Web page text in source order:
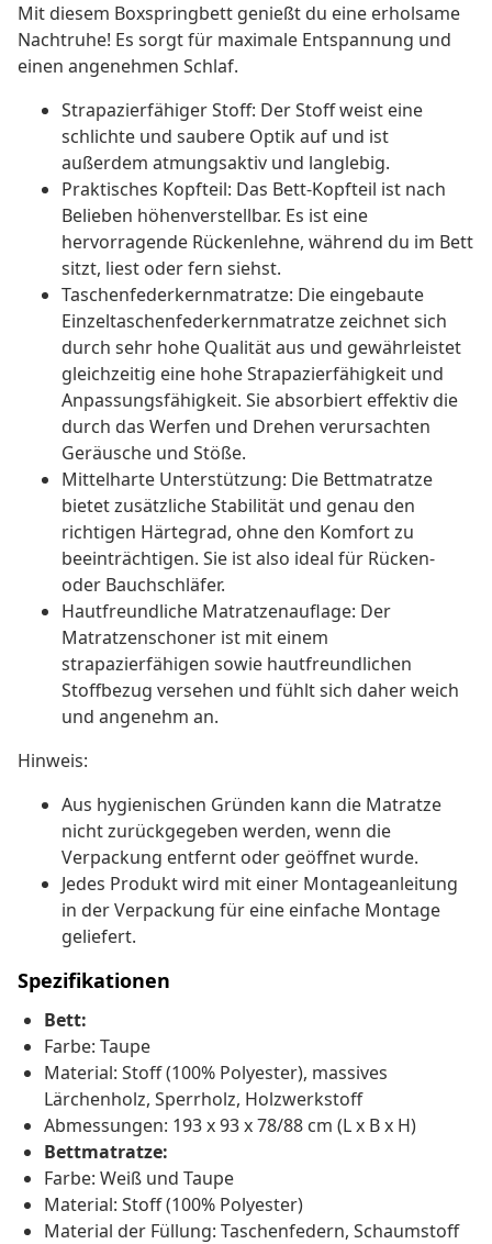
Mit diesem Boxspringbett genießt du eine erholsame
Nachtruhe! Es sorgt für maximale Entspannung und
einen angenehmen Schlaf.
Strapazierfähiger Stoff: Der Stoff weist eine
schlichte und saubere Optik auf und ist
außerdem atmungsaktiv und langlebig.
Praktisches Kopfteil: Das Bett-Kopfteil ist nach
Belieben höhenverstellbar. Es ist eine
hervorragende Rückenlehne, während du im Bett
sitzt, liest oder fern siehst.
Taschenfederkernmatratze: Die eingebaute
Einzeltaschenfederkernmatratze zeichnet sich
durch sehr hohe Qualität aus und gewährleistet
gleichzeitig eine hohe Strapazierfähigkeit und
Anpassungsfähigkeit. Sie absorbiert effektiv die
durch das Werfen und Drehen verursachten
Geräusche und Stöße.
Mittelharte Unterstützung: Die Bettmatratze
bietet zusätzliche Stabilität und genau den
richtigen Härtegrad, ohne den Komfort zu
beeinträchtigen. Sie ist also ideal für Rücken-
oder Bauchschläfer.
Hautfreundliche Matratzenauflage: Der
Matratzenschoner ist mit einem
strapazierfähigen sowie hautfreundlichen
Stoffbezug versehen und fühlt sich daher weich
und angenehm an.
Hinweis:
Aus hygienischen Gründen kann die Matratze
nicht zurückgegeben werden, wenn die
Verpackung entfernt oder geöffnet wurde.
Jedes Produkt wird mit einer Montageanleitung
in der Verpackung für eine einfache Montage
geliefert.
Spezifikationen
Bett:
Farbe: Taupe
Material: Stoff (100% Polyester), massives
Lärchenholz, Sperrholz, Holzwerkstoff
Abmessungen: 193 x 93 x 78/88 cm (L x B x H)
Bettmatratze:
Farbe: Weiß und Taupe
Material: Stoff (100% Polyester)
Material der Füllung: Taschenfedern, Schaumstoff